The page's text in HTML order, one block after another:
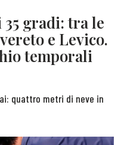
gradi: tra le
e Levico.
temporali
quattro metri di neve in